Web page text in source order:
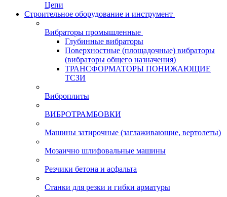
Цепи
Строительное оборудование и инструмент
Вибраторы промышленные
Глубинные вибраторы
Поверхностные (площадочные) вибраторы
(вибраторы общего назначения)
ТРАНСФОРМАТОРЫ ПОНИЖАЮЩИЕ
ТСЗИ
Виброплиты
ВИБРОТРАМБОВКИ
Машины затирочные (заглаживающие, вертолеты)
Мозаично шлифовальные машины
Резчики бетона и асфальта
Станки для резки и гибки арматуры